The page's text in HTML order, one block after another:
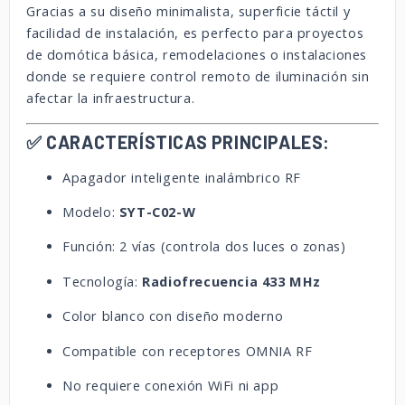
Gracias a su diseño minimalista, superficie táctil y
facilidad de instalación, es perfecto para proyectos
de domótica básica, remodelaciones o instalaciones
donde se requiere control remoto de iluminación sin
afectar la infraestructura.
✅ CARACTERÍSTICAS PRINCIPALES:
Apagador inteligente inalámbrico RF
Modelo: SYT-C02-W
Función: 2 vías (controla dos luces o zonas)
Tecnología: Radiofrecuencia 433 MHz
Color blanco con diseño moderno
Compatible con receptores OMNIA RF
No requiere conexión WiFi ni app